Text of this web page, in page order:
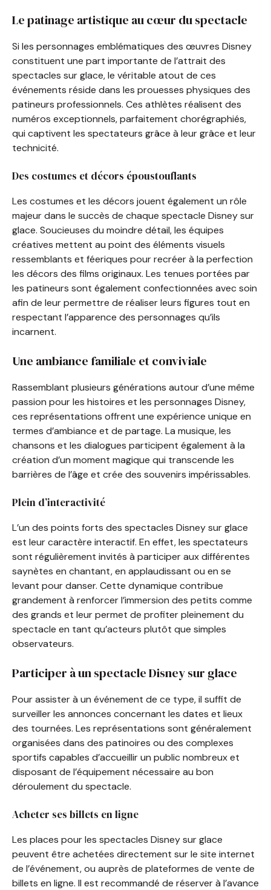
Le patinage artistique au cœur du spectacle
Si les personnages emblématiques des œuvres Disney
constituent une part importante de l’attrait des
spectacles sur glace, le véritable atout de ces
événements réside dans les prouesses physiques des
patineurs professionnels. Ces athlètes réalisent des
numéros exceptionnels, parfaitement chorégraphiés,
qui captivent les spectateurs grâce à leur grâce et leur
technicité.
Des costumes et décors époustouflants
Les costumes et les décors jouent également un rôle
majeur dans le succès de chaque spectacle Disney sur
glace. Soucieuses du moindre détail, les équipes
créatives mettent au point des éléments visuels
ressemblants et féeriques pour recréer à la perfection
les décors des films originaux. Les tenues portées par
les patineurs sont également confectionnées avec soin
afin de leur permettre de réaliser leurs figures tout en
respectant l’apparence des personnages qu’ils
incarnent.
Une ambiance familiale et conviviale
Rassemblant plusieurs générations autour d’une même
passion pour les histoires et les personnages Disney,
ces représentations offrent une expérience unique en
termes d’ambiance et de partage. La musique, les
chansons et les dialogues participent également à la
création d’un moment magique qui transcende les
barrières de l’âge et crée des souvenirs impérissables.
Plein d’interactivité
L’un des points forts des spectacles Disney sur glace
est leur caractère interactif. En effet, les spectateurs
sont régulièrement invités à participer aux différentes
saynètes en chantant, en applaudissant ou en se
levant pour danser. Cette dynamique contribue
grandement à renforcer l’immersion des petits comme
des grands et leur permet de profiter pleinement du
spectacle en tant qu’acteurs plutôt que simples
observateurs.
Participer à un spectacle Disney sur glace
Pour assister à un événement de ce type, il suffit de
surveiller les annonces concernant les dates et lieux
des tournées. Les représentations sont généralement
organisées dans des patinoires ou des complexes
sportifs capables d’accueillir un public nombreux et
disposant de l’équipement nécessaire au bon
déroulement du spectacle.
Acheter ses billets en ligne
Les places pour les spectacles Disney sur glace
peuvent être achetées directement sur le site internet
de l’événement, ou auprès de plateformes de vente de
billets en ligne. Il est recommandé de réserver à l’avance